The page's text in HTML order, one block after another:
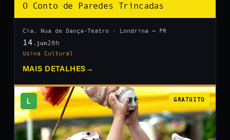
O Conto de Paredes Trincadas
Cia. Nua de Dança-Teatro · Londrina — PR
14 .jun20h
Usina Cultural
MAIS DETALHES →
L GRATUITO